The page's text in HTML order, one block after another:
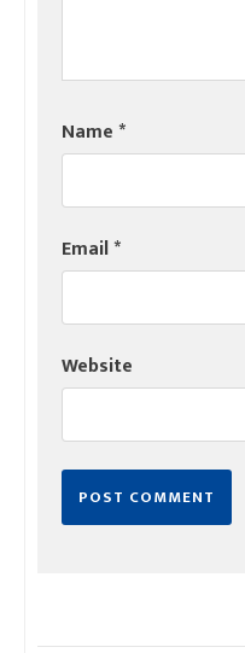
Name*
Email*
Website